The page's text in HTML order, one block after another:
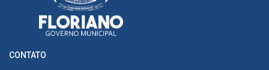
CONTATO